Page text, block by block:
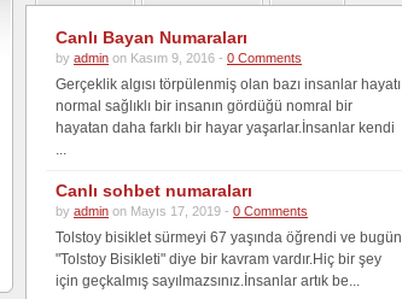
Canlı Bayan Numaraları
by admin on Kasım 9, 2016 - 0 Comments
Gerçeklik algısı törpülenmiş olan bazı insanlar hayatı
normal sağlıklı bir insanın gördüğü nomral bir
hayatan daha farklı bir hayar yaşarlar.İnsanlar kendi
...
Canlı sohbet numaraları
by admin on Mayıs 17, 2019 - 0 Comments
Tolstoy bisiklet sürmeyi 67 yaşında öğrendi ve bugün
"Tolstoy Bisikleti" diye bir kavram vardır.Hiç bir şey
için geçkalmış sayılmazsınız.İnsanlar artık be...